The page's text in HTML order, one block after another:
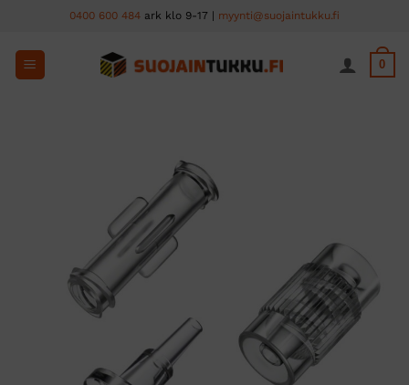
content
0400 600 484 ark klo 9-17 | myynti@suojaintukku.fi
0